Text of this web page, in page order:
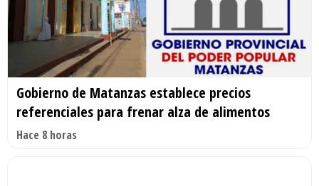
Gobierno de Matanzas establece precios
referenciales para frenar alza de alimentos
Hace 8 horas